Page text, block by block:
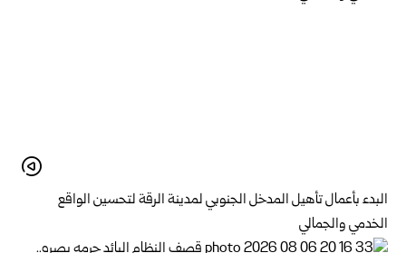
البدء بأعمال تأهيل المدخل الجنوبي لمدينة الرقة لتحسين الواقع
الخدمي والجمالي